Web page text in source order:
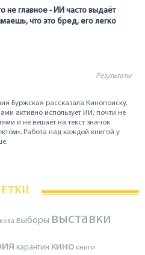
не главное - ИИ часто выдаёт
что это бред, его легко
Результаты
Буржская рассказала Кинопоиску,
активно использует ИИ, почти не
и не вешает на текст значок
Работа над каждой книгой у
выборы выставки
карантин кино книги